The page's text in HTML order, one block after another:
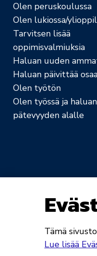
Olen peruskoulussa
Olen lukiossa/
Tarvitsen lisää
oppimisvalmiuksia
Haluan uuden
Haluan päivittää
Olen työtön
Olen työssä ja haluan
pätevyyden alalle
Tämä
Lue lisää